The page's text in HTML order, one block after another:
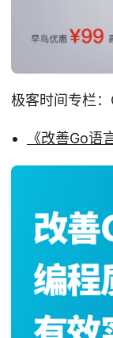
极客时间专栏
《改善Go语